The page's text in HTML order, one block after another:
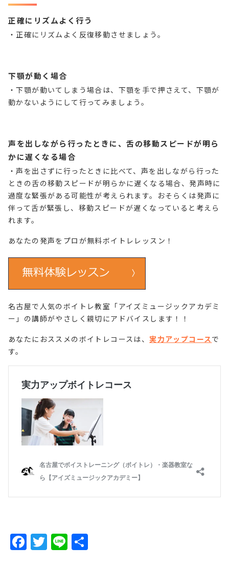
正確にリズムよく行う
・正確にリズムよく反復移動させましょう。
下顎が動く場合
・下顎が動いてしまう場合は、下顎を手で押さえて、下顎が
動かないようにして行ってみましょう。
声を出しながら行ったときに、舌の移動スピードが明ら
かに遅くなる場合
・声を出さずに行ったときに比べて、声を出しながら行った
ときの舌の移動スピードが明らかに遅くなる場合、発声時に
過度な緊張がある可能性が考えられます。おそらくは発声に
伴って舌が緊張し、移動スピードが遅くなっていると考えら
れます。
あなたの発声をプロが無料ボイトレレッスン！
名古屋で人気のボイトレ教室「アイズミュージックアカデミ
ー」の講師がやさしく親切にアドバイスします！！
あなたにおススメのボイトレコースは、実力アップコースで
す。
F T Li